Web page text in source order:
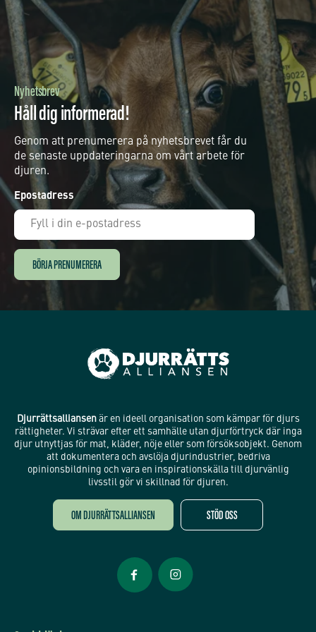
Nyhetsbrev
Håll dig informerad!
Genom att prenumerera på nyhetsbrevet får du
de senaste uppdateringarna om vårt arbete för
djuren.
Epostadress
Djurrättsalliansenär en ideell organisation som kämpar för djurs
rättigheter. Vi strävar efter ett samhälle utan djurförtryck där inga
djur utnyttjas för mat, kläder, nöje eller som försöksobjekt. Genom
att dokumentera och avslöja djurindustrier, bedriva
opinionsbildning och vara en inspirationskälla till djurvänlig
livsstil gör vi skillnad för djuren.
OM DJURRÄTTSALLIANSEN STÖD OSS
Öppnas i nytt fönster